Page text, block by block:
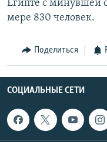
Египте с минувшей
мере 830 человек.
Поделиться
СОЦИАЛЬНЫЕ СЕТИ